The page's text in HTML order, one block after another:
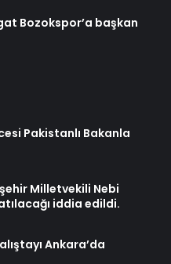
Bozokspor’a başkan
Pakistanlı Bakanla
Milletvekili Nebi
iddia edildi.
Ankara’da